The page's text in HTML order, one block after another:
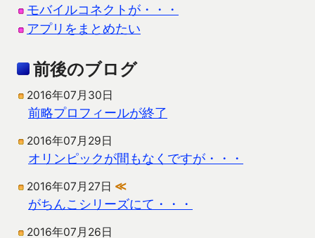
モバイルコネクトが・・・
アプリをまとめたい
前後のブログ
2016年07月30日
前略プロフィールが終了
2016年07月29日
オリンピックが間もなくですが・・・
2016年07月27日 ≪
がちんこシリーズにて・・・
2016年07月26日